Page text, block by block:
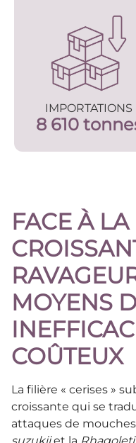
IMPORTATIONS
8 610
FACE À
MOYENS
COÛTEUX
La filière « cerises »
croissante qui se
attaques de mouches
suzukiiet la